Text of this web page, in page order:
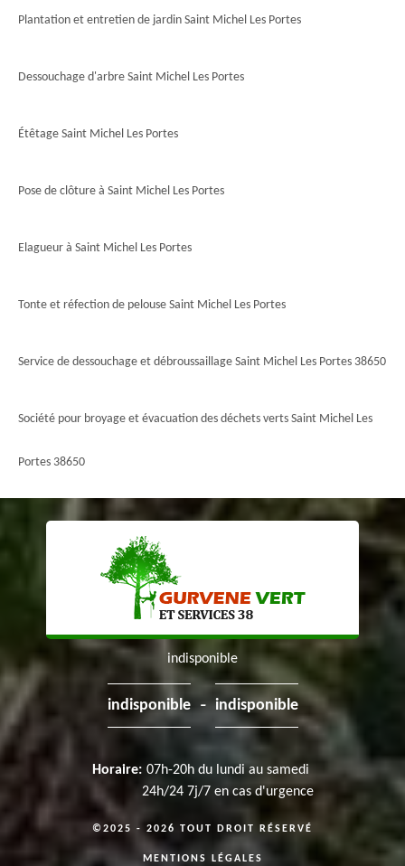
Plantation et entretien de jardin Saint Michel Les Portes
Dessouchage d'arbre Saint Michel Les Portes
Étêtage Saint Michel Les Portes
Pose de clôture à Saint Michel Les Portes
Elagueur à Saint Michel Les Portes
Tonte et réfection de pelouse Saint Michel Les Portes
Service de dessouchage et débroussaillage Saint Michel Les Portes 38650
Société pour broyage et évacuation des déchets verts Saint Michel Les
Portes 38650
indisponible
indisponible - indisponible
Horaire: 07h-20h du lundi au samedi
24h/24 7j/7 en cas d'urgence
©2025 - 2026 TOUT DROIT RÉSERVÉ
MENTIONS LÉGALES